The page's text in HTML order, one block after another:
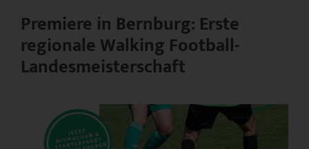
Premiere in Bernburg: Erste
regionale Walking Football-
Landesmeisterschaft